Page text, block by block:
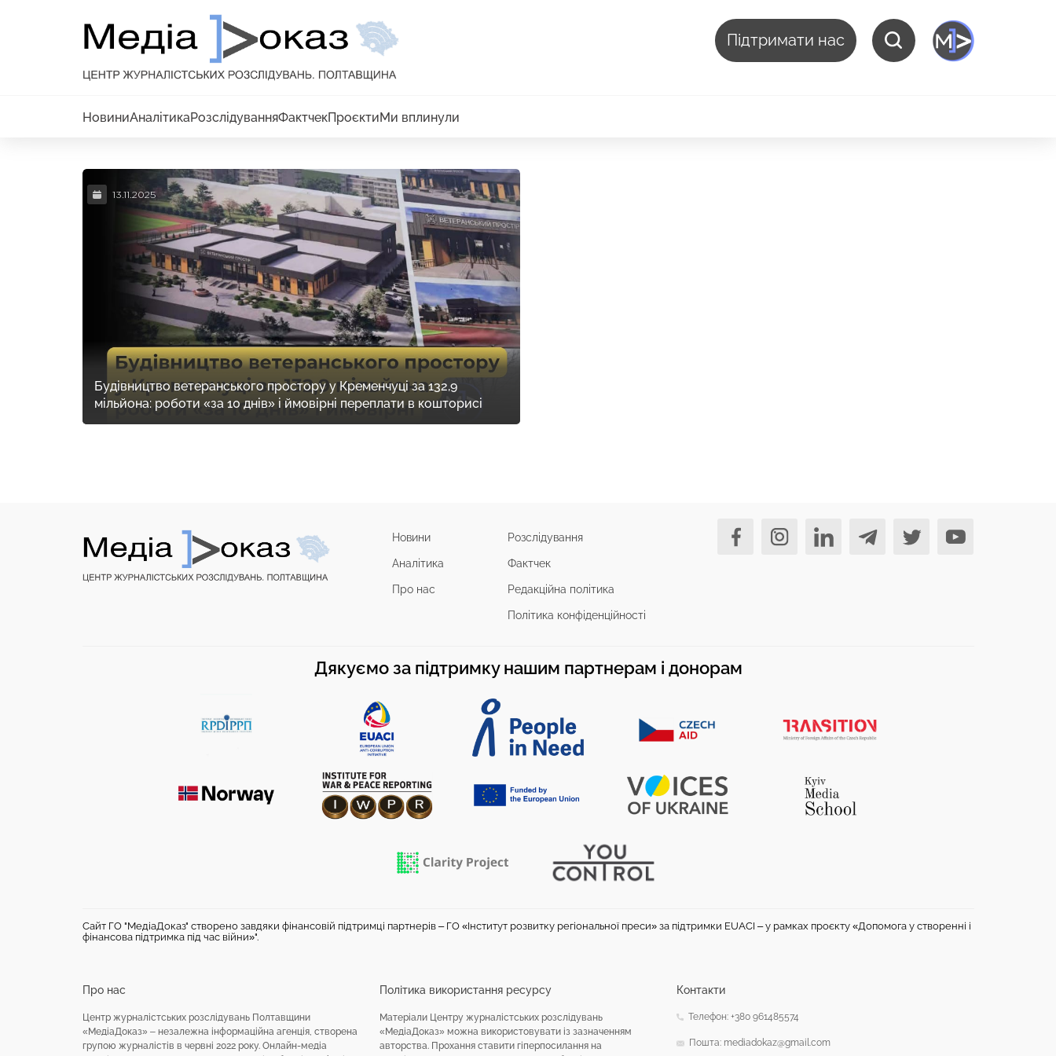
Підтримати нас
НовиниАналітикаРозслідуванняФактчекПроєктиМи вплинули
13.11.2025
Будівництво ветеранського простору у Кременчуці за 132,9
мільйона: роботи «за 10 днів» і ймовірні переплати в кошторисі
Новини
Аналітика
Про нас
Розслідування
Фактчек
Редакційна політика
Політика конфіденційності
Дякуємо за підтримку нашим партнерам і донорам
Сайт ГО "МедіаДоказ" створено завдяки фінансовій підтримці партнерів – ГО «Інститут розвитку регіональної преси» за підтримки EUACI – у рамках проєкту «Допомога у створенні і
фінансова підтримка під час війни»".
Про нас
Центр журналістських розслідувань Полтавщини
«МедіаДоказ» – незалежна інформаційна агенція, створена
групою журналістів в червні 2022 року. Онлайн-медіа
Політика використання ресурсу
Матеріали Центру журналістських розслідувань
«МедіаДоказ» можна використовувати із зазначенням
авторства. Прохання ставити гіперпосилання на
Контакти
Телефон: +380 961485574
Пошта: mediadokaz@gmail.com